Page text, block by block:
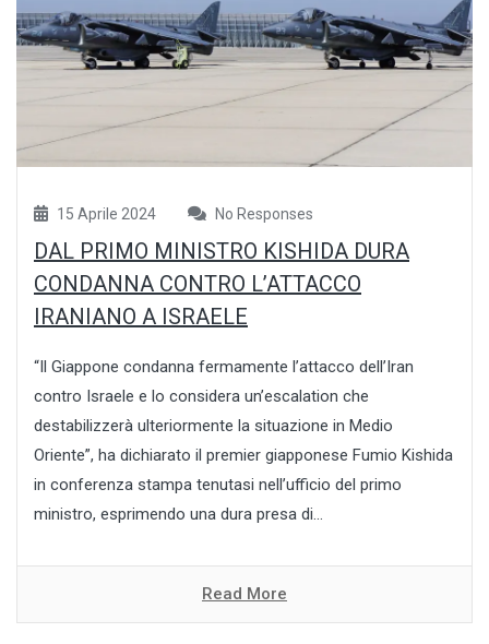
15 Aprile 2024 No Responses
DAL PRIMO MINISTRO KISHIDA DURA
CONDANNA CONTRO L’ATTACCO
IRANIANO A ISRAELE
“Il Giappone condanna fermamente l’attacco dell’Iran
contro Israele e lo considera un’escalation che
destabilizzerà ulteriormente la situazione in Medio
Oriente”, ha dichiarato il premier giapponese Fumio Kishida
in conferenza stampa tenutasi nell’ufficio del primo
ministro, esprimendo una dura presa di...
Read More